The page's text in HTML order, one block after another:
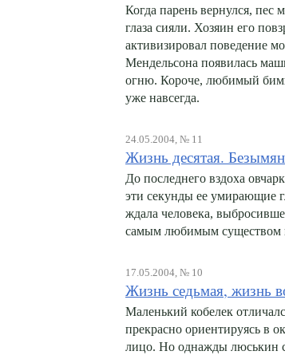
Когда парень вернулся, пес
глаза сияли. Хозяин его
активизировал поведение
Мендельсона появилась
огню. Короче, любимый
уже навсегда.
24.05.2004, № 11
Жизнь десятая.
До последнего вздоха
эти секунды ее умирающие
ждала человека,
самым любимым существом
17.05.2004, № 10
Жизнь седьмая, жизнь
Маленький кобелек
прекрасно ориентируясь в
лицо. Но однажды люськин